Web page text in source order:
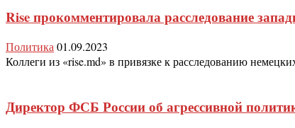
Rise прокомментировала расследование
Политика01.09.2023
Коллеги из «rise.md» в привязке к расследованию
Директор ФСБ России об агрессивной